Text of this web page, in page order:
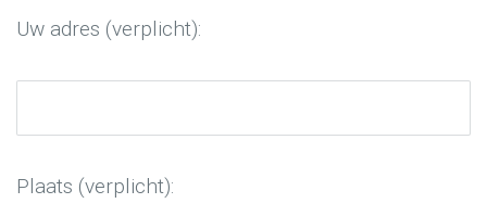
Uw adres (verplicht):
Plaats (verplicht):